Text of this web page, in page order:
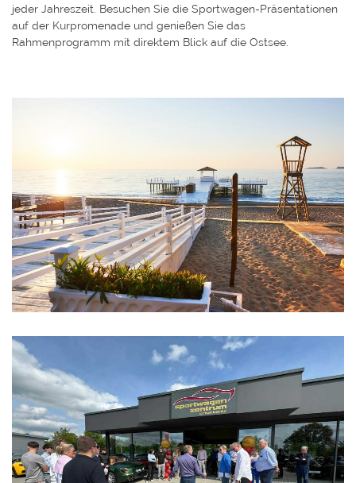
jeder Jahreszeit. Besuchen Sie die Sportwagen-Präsentationen
auf der Kurpromenade und genießen Sie das
Rahmenprogramm mit direktem Blick auf die Ostsee.